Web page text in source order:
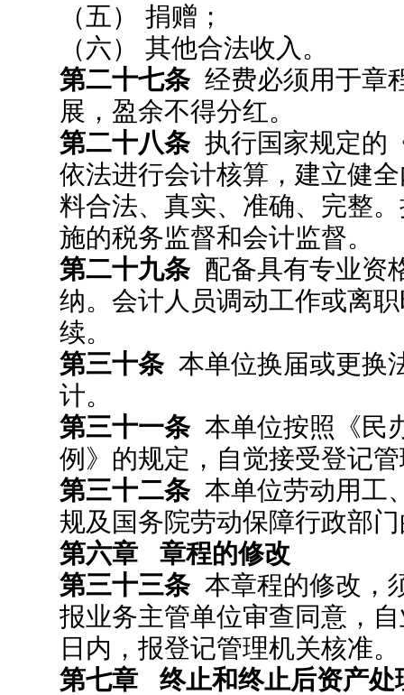
（五） 捐赠；
（六） 其他合法收入。
第二十七条 经费必须用于章
展，盈余不得分红。
第二十八条 执行国家规定的
依法进行会计核算，建立健
料合法、真实、准确、完整
施的税务监督和会计监督。
第二十九条 配备具有专业资
纳。会计人员调动工作或离
续。
第三十条 本单位换届或更换
计。
第三十一条 本单位按照《民
例》的规定，自觉接受登记
第三十二条 本单位劳动用工
规及国务院劳动保障行政部
第六章 章程的修改
第三十三条 本章程的修改，
报业务主管单位审查同意，
日内，报登记管理机关核准。
第七章 终止和终止后资产处